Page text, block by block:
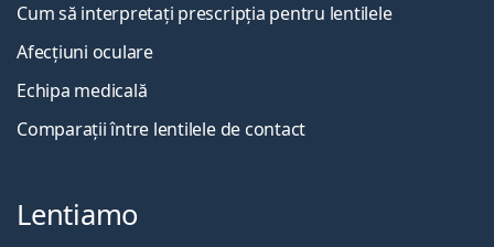
Cum să interpretați prescripția pentru lentilele
Afecțiuni oculare
Echipa medicală
Comparații între lentilele de contact
Lentiamo